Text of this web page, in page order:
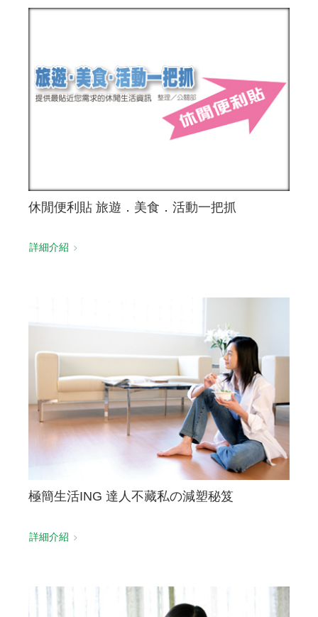
休閒便利貼 旅遊．美食．活動一把抓
詳細介紹
極簡生活ING 達人不藏私の減塑秘笈
詳細介紹